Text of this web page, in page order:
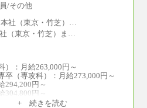
/その他
本社（東京・竹芝）…
（東京・竹芝）ま…
）：月給263,000円～
（専攻科）：月給273,000円～
294,200円～
304,800円～
+ 続きを読む